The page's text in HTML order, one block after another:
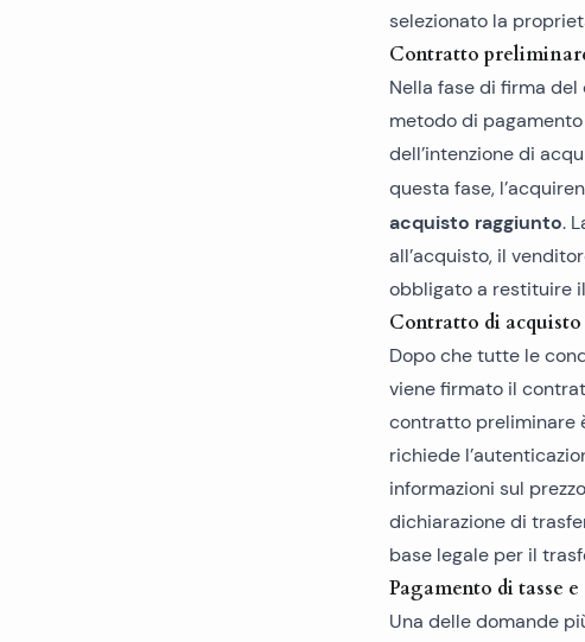
selezionato la
Contratto
Nella fase di firma
metodo di
dell’intenzione di
questa fase,
acquisto raggiunto.
all’acquisto, il
obbligato a restituire
Contratto di acquisto
Dopo che tutte le
viene firmato il
contratto preliminare
richiede
informazioni sul
dichiarazione di
base legale per il
Pagamento di tasse
Una delle domande